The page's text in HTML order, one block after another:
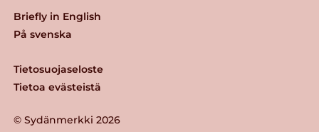
© Sydänmerkki 2026
Tietosuojaseloste
Tietoa evästeistä
Briefly in English
På svenska